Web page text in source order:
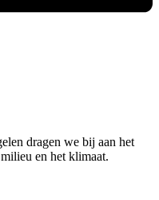
dragen we bij aan het
en het klimaat.